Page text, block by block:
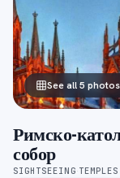
See all 5 photos
Римско-
собор
SIGHTSEEING·